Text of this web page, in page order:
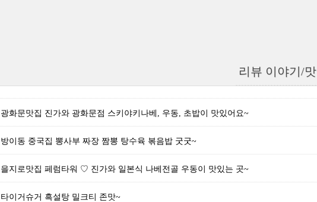
리뷰 이야기/맛
광화문맛집 진가와 광화문점 스키야키나베, 우동, 초밥이 맛있어요~
방이동 중국집 뽕사부 짜장 짬뽕 탕수육 볶음밥 굿굿~
을지로맛집 페럼타워 ♡ 진가와 일본식 나베전골 우동이 맛있는 곳~
타이거슈거 흑설탕 밀크티 존맛~